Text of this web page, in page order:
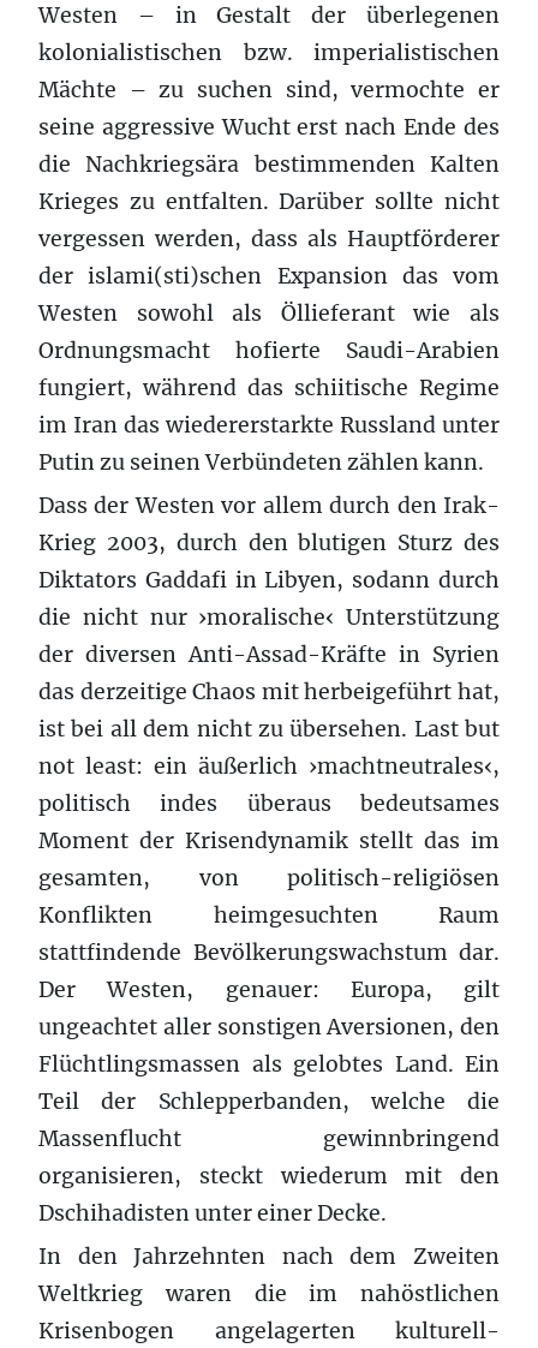
Westen – in Gestalt der überlegenen
kolonialistischen bzw. imperialistischen
Mächte – zu suchen sind, vermochte er
seine aggressive Wucht erst nach Ende des
die Nachkriegsära bestimmenden Kalten
Krieges zu entfalten. Darüber sollte nicht
vergessen werden, dass als Hauptförderer
der islami(sti)schen Expansion das vom
Westen sowohl als Öllieferant wie als
Ordnungsmacht hofierte Saudi-Arabien
fungiert, während das schiitische Regime
im Iran das wiedererstarkte Russland unter
Putin zu seinen Verbündeten zählen kann.
Dass der Westen vor allem durch den Irak-
Krieg 2003, durch den blutigen Sturz des
Diktators Gaddafi in Libyen, sodann durch
die nicht nur ›moralische‹ Unterstützung
der diversen Anti-Assad-Kräfte in Syrien
das derzeitige Chaos mit herbeigeführt hat,
ist bei all dem nicht zu übersehen. Last but
not least: ein äußerlich ›machtneutrales‹,
politisch indes überaus bedeutsames
Moment der Krisendynamik stellt das im
gesamten, von politisch-religiösen
Konflikten heimgesuchten Raum
stattfindende Bevölkerungswachstum dar.
Der Westen, genauer: Europa, gilt
ungeachtet aller sonstigen Aversionen, den
Flüchtlingsmassen als gelobtes Land. Ein
Teil der Schlepperbanden, welche die
Massenflucht gewinnbringend
organisieren, steckt wiederum mit den
Dschihadisten unter einer Decke.
In den Jahrzehnten nach dem Zweiten
Weltkrieg waren die im nahöstlichen
Krisenbogen angelagerten kulturell-